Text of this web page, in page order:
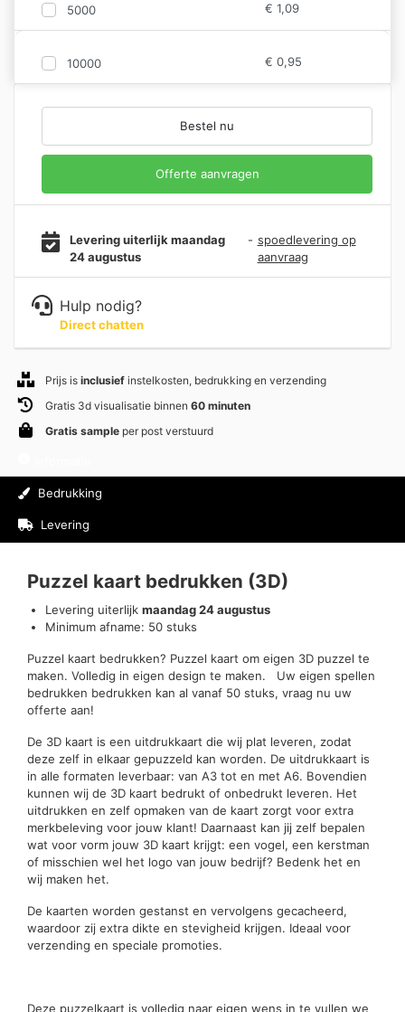
5000 € 1,09
10000 € 0,95
Bestel nu
Offerte aanvragen
Levering uiterlijk maandag
24 augustus
- spoedlevering op
aanvraag
Hulp nodig?
Direct chatten
Prijs is inclusief instelkosten, bedrukking en verzending
Gratis 3d visualisatie binnen 60 minuten
Gratis sample per post verstuurd
Bedrukking
Levering
Puzzel kaart bedrukken (3D)
Levering uiterlijk maandag 24 augustus
Minimum afname: 50 stuks
Puzzel kaart bedrukken? Puzzel kaart om eigen 3D puzzel te
maken. Volledig in eigen design te maken. Uw eigen spellen
bedrukken bedrukken kan al vanaf 50 stuks, vraag nu uw
offerte aan!
De 3D kaart is een uitdrukkaart die wij plat leveren, zodat
deze zelf in elkaar gepuzzeld kan worden. De uitdrukkaart is
in alle formaten leverbaar: van A3 tot en met A6. Bovendien
kunnen wij de 3D kaart bedrukt of onbedrukt leveren. Het
uitdrukken en zelf opmaken van de kaart zorgt voor extra
merkbeleving voor jouw klant! Daarnaast kan jij zelf bepalen
wat voor vorm jouw 3D kaart krijgt: een vogel, een kerstman
of misschien wel het logo van jouw bedrijf? Bedenk het en
wij maken het.
De kaarten worden gestanst en vervolgens gecacheerd,
waardoor zij extra dikte en stevigheid krijgen. Ideaal voor
verzending en speciale promoties.
Deze puzzelkaart is volledig naar eigen wens in te vullen we